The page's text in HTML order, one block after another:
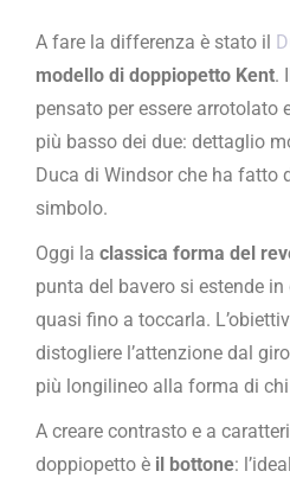
A fare la differenza è stato il
modello di doppiopetto Kent.
pensato per essere arrotolato
più basso dei due: dettaglio
Duca di Windsor che ha fatto
simbolo.
Oggi la classica forma del
punta del bavero si estende
quasi fino a toccarla.
distogliere l’attenzione dal
più longilineo alla forma di
A creare contrasto e a
doppiopetto è il bottone: